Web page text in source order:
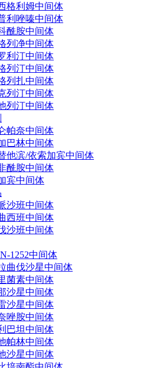
格利姆中间体
利唑嗪中间体
酰胺中间体
列净中间体
利汀中间体
列汀中间体
列扎中间体
列汀中间体
列汀中间体
帕奈中间体
巴林中间体
他滨/依索加宾中间体
酰胺中间体
宾中间体
沙班中间体
西班中间体
沙班中间体
1252中间体
曲伐沙星中间体
菌素中间体
沙星中间体
沙星中间体
唑胺中间体
巴坦中间体
帕林中间体
沙星中间体